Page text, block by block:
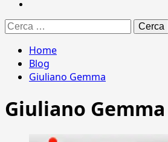
Ricerca
per:
Home
Blog
Giuliano Gemma
Giuliano Gemma